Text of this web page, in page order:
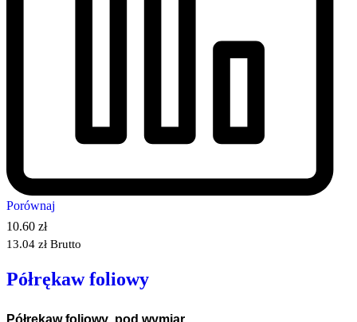
Porównaj
10.60 zł
13.04 zł Brutto
Półrękaw foliowy
Półrękaw foliowy pod wymiar